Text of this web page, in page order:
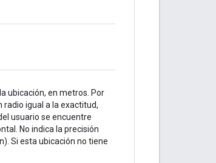
ubicación, en metros. Por
radio igual a la exactitud,
usuario se encuentre
No indica la precisión
Si esta ubicación no tiene